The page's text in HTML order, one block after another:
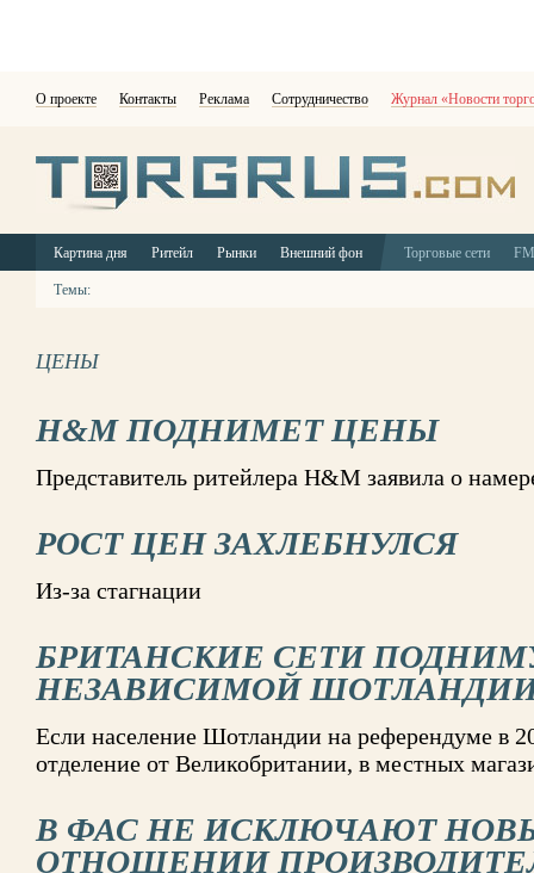
О проекте Контакты Реклама Сотрудничество Журнал «Новости
Картина дня Ритейл Рынки Внешний фон Торговые сети
Темы:
ЦЕНЫ
H&M ПОДНИМЕТ ЦЕНЫ
Представитель ритейлера H&M заявила о
РОСТ ЦЕН ЗАХЛЕБНУЛСЯ
Из-за стагнации
БРИТАНСКИЕ СЕТИ
НЕЗАВИСИМОЙ
Если население Шотландии на референдуме в
отделение от Великобритании, в местных
В ФАС НЕ ИСКЛЮЧАЮТ
ОТНОШЕНИИ